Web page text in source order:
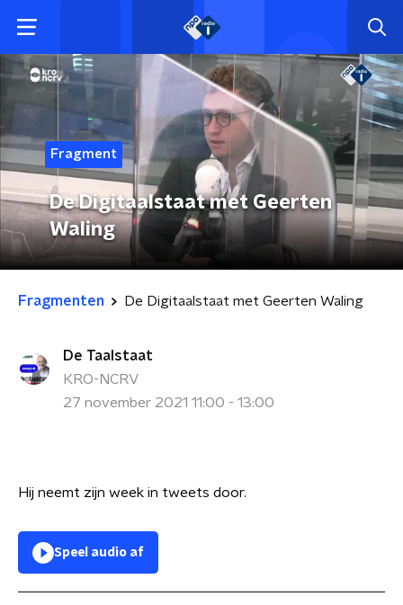
Fragment
De Digitaalstaat met Geerten
Waling
Fragmenten De Digitaalstaat met Geerten Waling
De Taalstaat
KRO-NCRV
27 november 2021 11:00 - 13:00
Hij neemt zijn week in tweets door.
Speel audio af